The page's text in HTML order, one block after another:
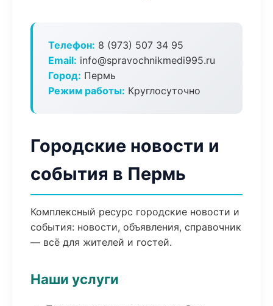
Телефон: 8 (973) 507 34 95
Email: info@spravochnikmedi995.ru
Город: Пермь
Режим работы: Круглосуточно
Городские новости и
события в Пермь
Комплексный ресурс городские новости и
события: новости, объявления, справочник
— всё для жителей и гостей.
Наши услуги